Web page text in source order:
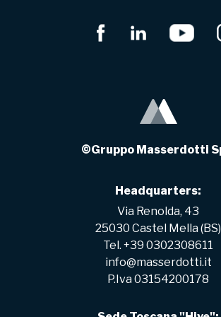
©Gruppo Masserdotti
Headquarters:
Via Renolda, 43
25030 Castel Mella (BS)
Tel. +39 0302308611
info@masserdotti.it
P.Iva 03154200178